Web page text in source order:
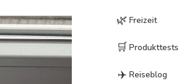
🌿 Freizeit
🛒 Produkttests
✈️ Reiseblog